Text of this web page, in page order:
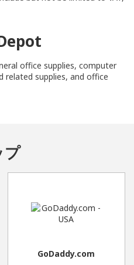
office supplies, computer
related supplies, and office
our own private brands, which
プ
GoDaddy.com